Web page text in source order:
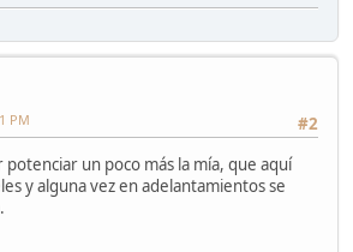
#2
PM
potenciar un poco más la mía, que aquí
y alguna vez en adelantamientos se